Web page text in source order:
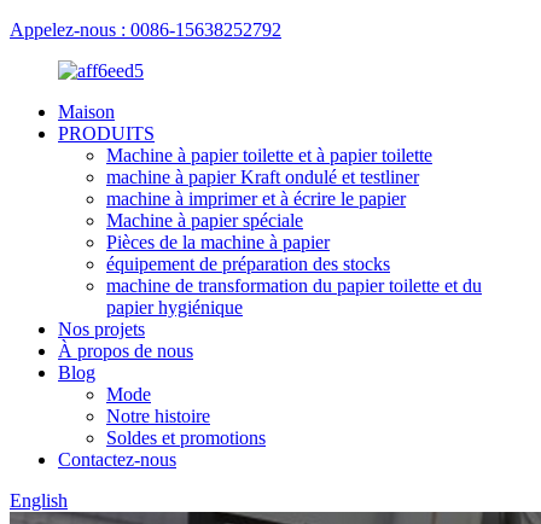
Appelez-nous : 0086-15638252792
Maison
PRODUITS
Machine à papier toilette et à papier toilette
machine à papier Kraft ondulé et testliner
machine à imprimer et à écrire le papier
Machine à papier spéciale
Pièces de la machine à papier
équipement de préparation des stocks
machine de transformation du papier toilette et du
papier hygiénique
Nos projets
À propos de nous
Blog
Mode
Notre histoire
Soldes et promotions
Contactez-nous
English